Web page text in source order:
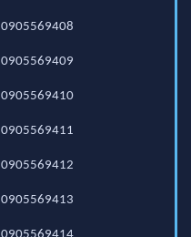
0905569408
0905569409
0905569410
0905569411
0905569412
0905569413